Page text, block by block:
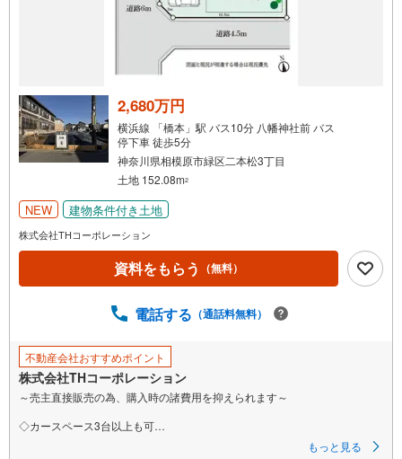
る
・
条
件
マ
イ
ペ
ー
る
2,680万円
横浜線 「橋本」駅 バス10分 八幡神社前 バス
停下車 徒歩5分
神奈川県相模原市緑区二本松3丁目
土地 152.08m2
NEW 建物条件付き土地
株式会社THコーポレーション
資料をもらう （無料）
電話する （通話料無料）
不動産会社おすすめポイント
株式会社THコーポレーション
～売主直接販売の為、購入時の諸費用を抑えられます～
◇カースペース3台以上も可
もっと見る